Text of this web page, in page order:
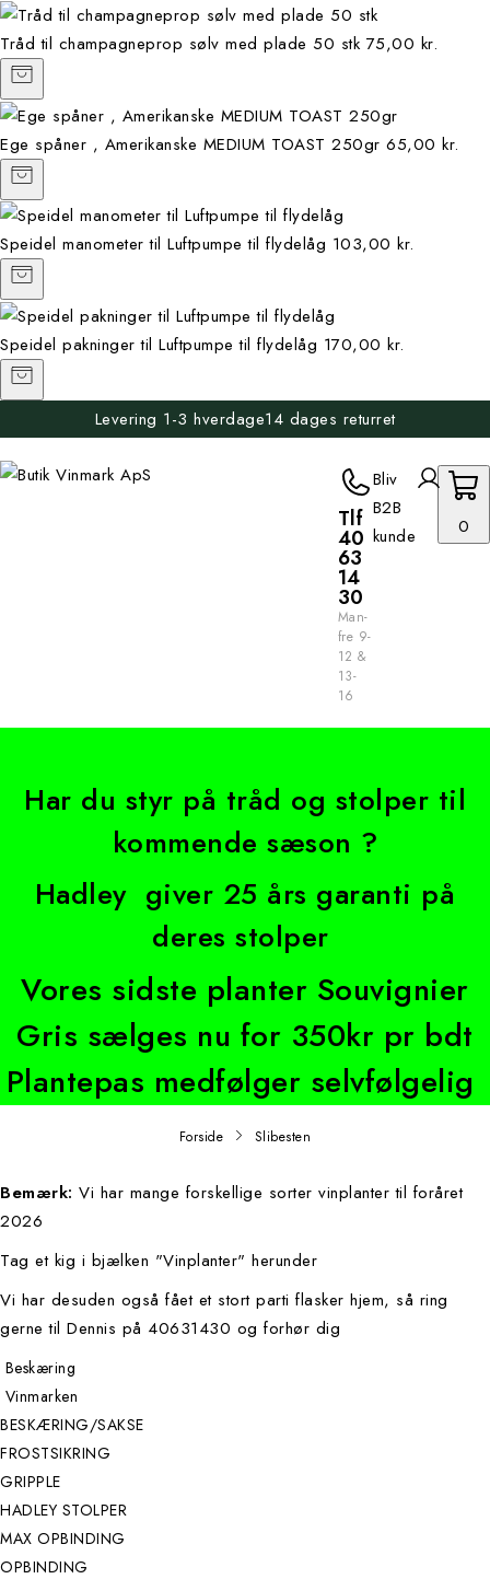
Tråd til champagneprop sølv med plade 50 stk 75,00 kr.
Ege spåner , Amerikanske MEDIUM TOAST 250gr 65,00 kr.
Speidel manometer til Luftpumpe til flydelåg 103,00 kr.
Speidel pakninger til Luftpumpe til flydelåg 170,00 kr.
Levering 1-3 hverdage14 dages returret
Tlf
40
63
14
30
Man-
fre 9-
12 &
13-
16
Bliv
B2B
kunde
0
Har du styr på tråd og stolper til
kommende sæson ?
Hadley giver 25 års garanti på
deres stolper
Vores sidste planter Souvignier
Gris sælges nu for 350kr pr bdt
Plantepas medfølger selvfølgelig
Forside Slibesten
Bemærk: Vi har mange forskellige sorter vinplanter til foråret
2026
Tag et kig i bjælken "Vinplanter" herunder
Vi har desuden også fået et stort parti flasker hjem, så ring
gerne til Dennis på 40631430 og forhør dig
Beskæring
Vinmarken
BESKÆRING/SAKSE
FROSTSIKRING
GRIPPLE
HADLEY STOLPER
MAX OPBINDING
OPBINDING